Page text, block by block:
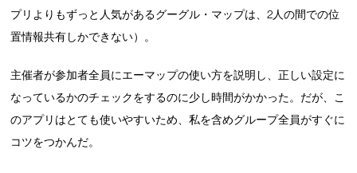
プリよりもずっと人気があるグーグル・マップは、2人の間での位
置情報共有しかできない）。
主催者が参加者全員にエーマップの使い方を説明し、正しい設定に
なっているかのチェックをするのに少し時間がかかった。だが、こ
のアプリはとても使いやすいため、私を含めグループ全員がすぐに
コツをつかんだ。